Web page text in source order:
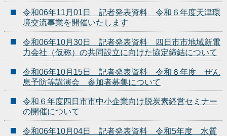
令和06年11月01日 記者発表資料 令和６年度天津環
境交流事業を開催いたします
令和06年10月30日 記者発表資料 四日市市地域新電
力会社（仮称）の共同設立に向けた協定締結について
令和06年10月15日 記者発表資料 令和６年度 ぜん
息予防等講演会 参加者募集について
令和６年度四日市市中小企業向け脱炭素経営セミナー
の開催について
令和06年10月04日 記者発表資料 令和5年度 水質